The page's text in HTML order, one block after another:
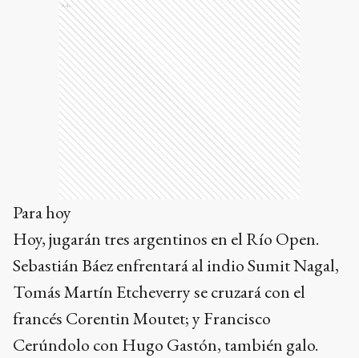
Ads
Para hoy
Hoy, jugarán tres argentinos en el Río Open.
Sebastián Báez enfrentará al indio Sumit Nagal,
Tomás Martín Etcheverry se cruzará con el
francés Corentin Moutet; y Francisco
Cerúndolo con Hugo Gastón, también galo.